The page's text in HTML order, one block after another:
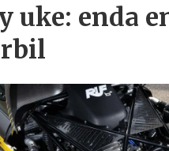
uke: enda